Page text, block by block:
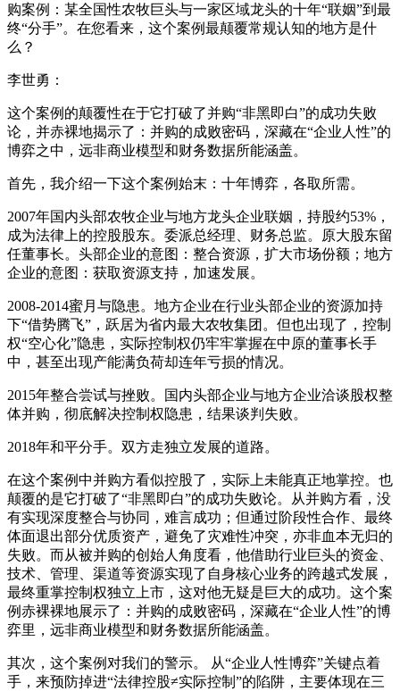
购案例：某全国性农牧巨头与一家区域龙头的十年“联姻”到最
终“分手”。在您看来，这个案例最颠覆常规认知的地方是什
么？
李世勇：
这个案例的颠覆性在于它打破了并购“非黑即白”的成功失败
论，并赤裸地揭示了：并购的成败密码，深藏在“企业人性”的
博弈之中，远非商业模型和财务数据所能涵盖。
首先，我介绍一下这个案例始末：十年博弈，各取所需。
2007年国内头部农牧企业与地方龙头企业联姻，持股约53%，
成为法律上的控股股东。委派总经理、财务总监。原大股东留
任董事长。头部企业的意图：整合资源，扩大市场份额；地方
企业的意图：获取资源支持，加速发展。
2008-2014蜜月与隐患。地方企业在行业头部企业的资源加持
下“借势腾飞”，跃居为省内最大农牧集团。但也出现了，控制
权“空心化”隐患，实际控制权仍牢牢掌握在中原的董事长手
中，甚至出现产能满负荷却连年亏损的情况。
2015年整合尝试与挫败。国内头部企业与地方企业洽谈股权整
体并购，彻底解决控制权隐患，结果谈判失败。
2018年和平分手。双方走独立发展的道路。
在这个案例中并购方看似控股了，实际上未能真正地掌控。也
颠覆的是它打破了“非黑即白”的成功失败论。从并购方看，没
有实现深度整合与协同，难言成功；但通过阶段性合作、最终
体面退出部分优质资产，避免了灾难性冲突，亦非血本无归的
失败。而从被并购的创始人角度看，他借助行业巨头的资金、
技术、管理、渠道等资源实现了自身核心业务的跨越式发展，
最终重掌控制权独立上市，这对他无疑是巨大的成功。这个案
例赤裸裸地展示了：并购的成败密码，深藏在“企业人性”的博
弈里，远非商业模型和财务数据所能涵盖。
其次，这个案例对我们的警示。 从“企业人性博弈”关键点着
手，来预防掉进“法律控股≠实际控制”的陷阱，主要体现在三